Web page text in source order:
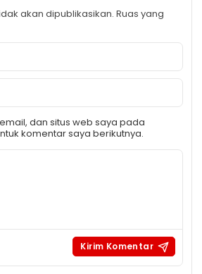
akan dipublikasikan. Ruas yang
dan situs web saya pada
komentar saya berikutnya.